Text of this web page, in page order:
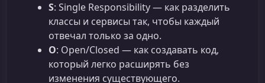
S: Single Responsibility — как разделить
классы и сервисы так, чтобы каждый
отвечал только за одно.
O: Open/Closed — как создавать код,
который легко расширять без
изменения существующего.